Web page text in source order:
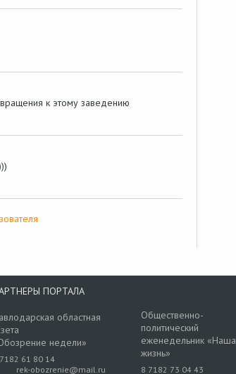
к этому заведению
ПОРТАЛА
областная
недели»
61 80 14
rek-obozrenie@mail.ru
Общественно-
политический
еженедельник «Наша
жизнь»
8 7182 73 04 43